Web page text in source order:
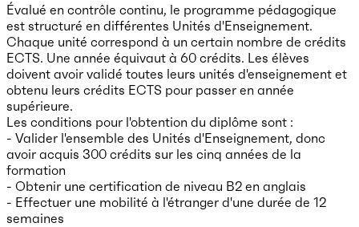
Évalué en contrôle continu, le programme pédagogique
est structuré en différentes Unités d'Enseignement.
Chaque unité correspond à un certain nombre de crédits
ECTS. Une année équivaut à 60 crédits. Les élèves
doivent avoir validé toutes leurs unités d'enseignement et
obtenu leurs crédits ECTS pour passer en année
supérieure.
Les conditions pour l'obtention du diplôme sont :
- Valider l'ensemble des Unités d'Enseignement, donc
avoir acquis 300 crédits sur les cinq années de la
formation
- Obtenir une certification de niveau B2 en anglais
- Effectuer une mobilité à l'étranger d'une durée de 12
semaines